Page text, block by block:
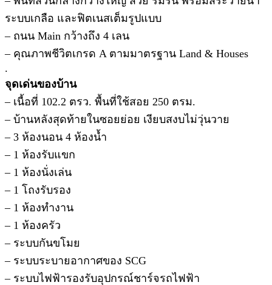
ระบบเกลือ และฟิตเนสเต็มรูปแบบ
– ถนน Main กว้างถึง 4 เลน
– คุณภาพชีวิตเกรด A ตามมาตรฐาน Land & Houses
.
จุดเด่นของบ้าน
– เนื้อที่ 102.2 ตรว. พื้นที่ใช้สอย 250 ตรม.
– บ้านหลังสุดท้ายในซอยย่อย เงียบสงบไม่วุ่นวาย
– 3 ห้องนอน 4 ห้องน้ำ
– 1 ห้องรับแขก
– 1 ห้องนั่งเล่น
– 1 โถงรับรอง
– 1 ห้องทำงาน
– 1 ห้องครัว
– ระบบกันขโมย
– ระบบระบายอากาศของ SCG
– ระบบไฟฟ้ารองรับอุปกรณ์ชาร์จรถไฟฟ้า